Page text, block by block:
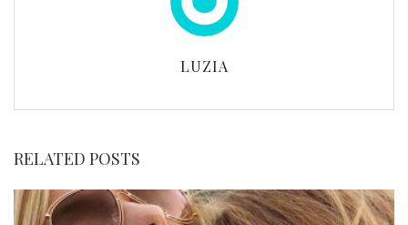
LUZIA
RELATED POSTS